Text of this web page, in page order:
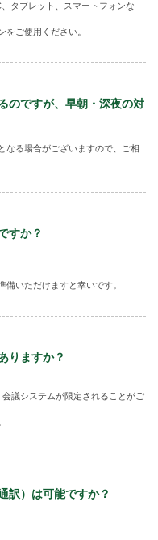
タブレット、スマートフォンな
をご使用ください。
のですが、早朝・深夜の対
なる場合がございますので、ご相
すか？
いただけますと幸いです。
りますか？
議システムが限定されることがご
訳）は可能ですか？